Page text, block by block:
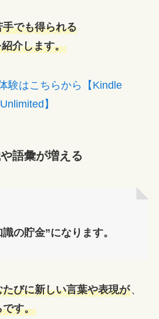
でも得られる
介します。
験はこちらから【Kindle
Unlimited】
語彙が増える
の貯金”になります。
たびに新しい言葉や表現が、
です。